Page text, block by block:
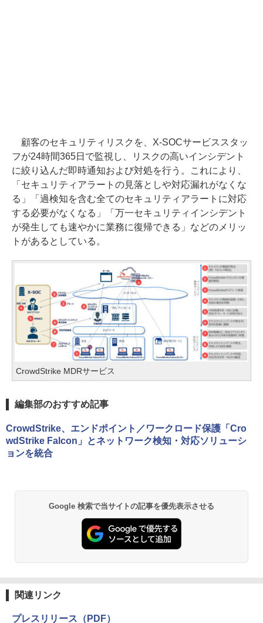
顧客のセキュリティリスクを、X-SOCサービススタッ
フが24時間365日で監視し、リスクの高いインシデント
に絞り込んだ即時通知および対処を行う。これにより、
「セキュリティアラートの見落としや対応漏れがなくな
る」「過検知を含む全てのセキュリティアラートに対応
する必要がなくなる」「万一セキュリティインシデント
が発生しても速やかに業務に復帰できる」などのメリッ
トがあるとしている。
CrowdStrike MDRサービス
編集部のおすすめ記事
CrowdStrike、エンドポイント／ワークロード保護「Cro
wdStrike Falcon」とネットワーク検知・対応ソリューシ
ョンを統合
Google 検索で当サイトの記事を優先表示させる
関連リンク
プレスリリース（PDF）